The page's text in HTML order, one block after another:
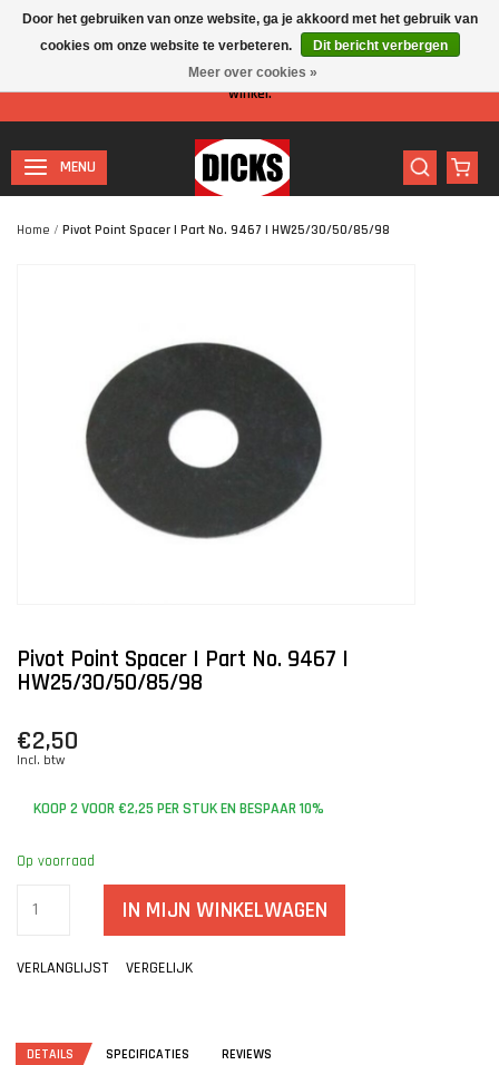
Let op: I.v.m. de zomervakantie is er minder personeel aanwezig in de
winkel.
MENU
Home / Pivot Point Spacer | Part No. 9467 | HW25/30/50/85/98
Pivot Point Spacer | Part No. 9467 |
HW25/30/50/85/98
€2,50
Incl. btw
KOOP 2 VOOR €2,25 PER STUK EN BESPAAR 10%
Op voorraad
IN MIJN WINKELWAGEN
VERLANGLIJST VERGELIJK
DETAILS SPECIFICATIES REVIEWS
Door het gebruiken van onze website, ga je akkoord met het gebruik van
cookies om onze website te verbeteren.
Dit bericht verbergen
Meer over cookies »